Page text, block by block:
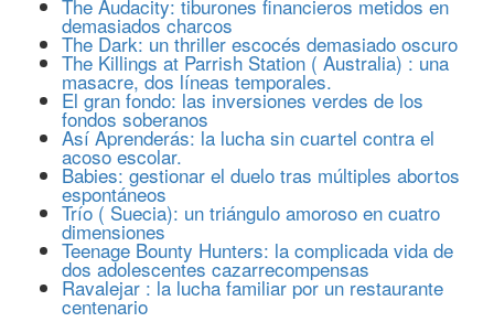
The Audacity: tiburones financieros metidos en
demasiados charcos
The Dark: un thriller escocés demasiado oscuro
The Killings at Parrish Station ( Australia) : una
masacre, dos líneas temporales.
El gran fondo: las inversiones verdes de los
fondos soberanos
Así Aprenderás: la lucha sin cuartel contra el
acoso escolar.
Babies: gestionar el duelo tras múltiples abortos
espontáneos
Trío ( Suecia): un triángulo amoroso en cuatro
dimensiones
Teenage Bounty Hunters: la complicada vida de
dos adolescentes cazarrecompensas
Ravalejar : la lucha familiar por un restaurante
centenario